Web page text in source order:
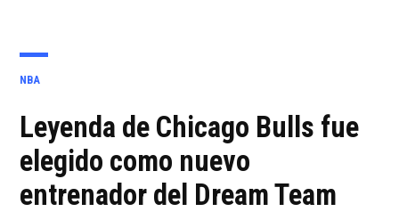
PUBLICADO
NBA
Leyenda de Chicago Bulls fue
elegido como nuevo
entrenador del Dream Team